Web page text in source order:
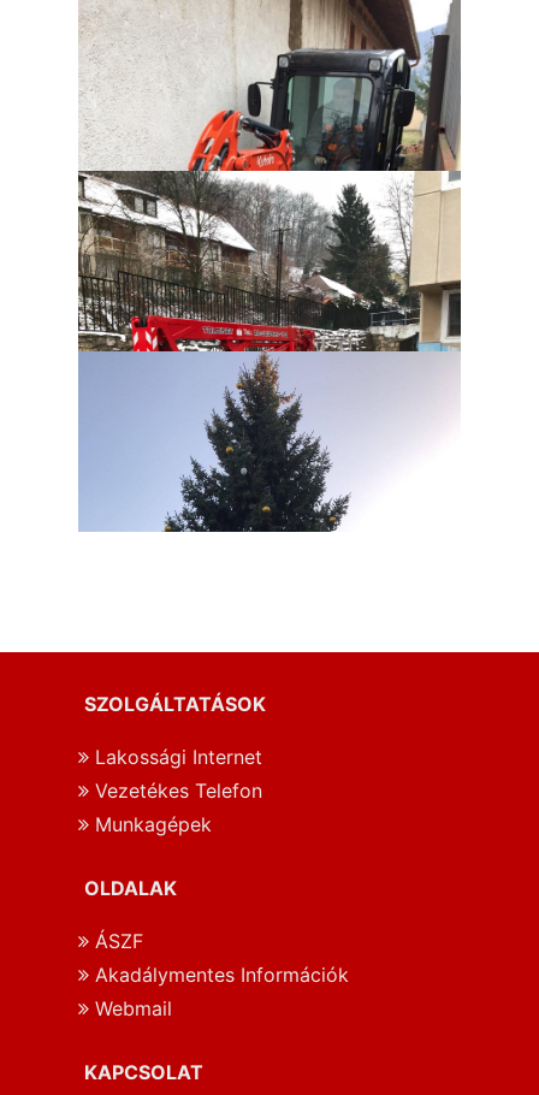
SZOLGÁLTATÁSOK
Lakossági Internet
Vezetékes Telefon
Munkagépek
OLDALAK
ÁSZF
Akadálymentes Információk
Webmail
KAPCSOLAT